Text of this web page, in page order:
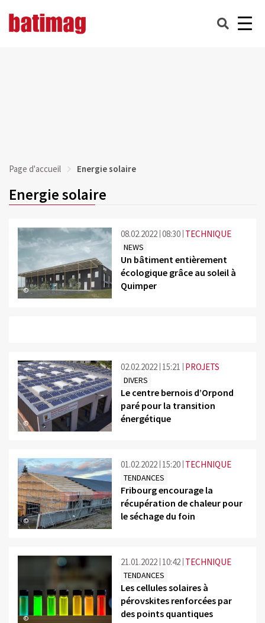
Page d'accueil Energie solaire
Energie solaire
©
08.02.2022 08:30 TECHNIQUE
NEWS
Un bâtiment entièrement
écologique grâce au soleil à
Quimper
©
02.02.2022 15:21 PROJETS
DIVERS
Le centre bernois d’Orpond
paré pour la transition
énergétique
©
01.02.2022 15:20 TECHNIQUE
TENDANCES
Fribourg encourage la
récupération de chaleur pour
le séchage du foin
©
21.01.2022 10:42 TECHNIQUE
TENDANCES
Les cellules solaires à
pérovskites renforcées par
des points quantiques